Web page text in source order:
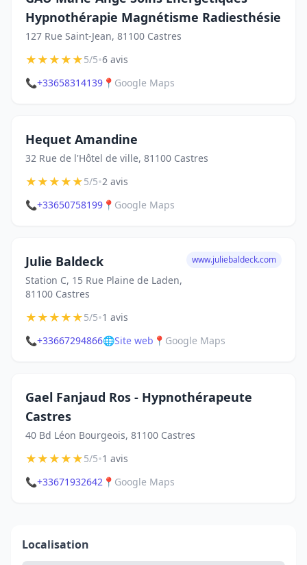
Hypnothérapie Magnétisme Radiesthésie
127 Rue Saint-Jean, 81100 Castres
★★★★★5/5•6 avis
📞+33658314139 📍 Google Maps
Hequet Amandine
32 Rue de l'Hôtel de ville, 81100 Castres
★★★★★5/5•2 avis
📞+33650758199 📍 Google Maps
Julie Baldeck
Station C, 15 Rue Plaine de Laden,
81100 Castres
www.juliebaldeck.com
★★★★★5/5•1 avis
📞+33667294866🌐Site web 📍 Google Maps
Gael Fanjaud Ros - Hypnothérapeute
Castres
40 Bd Léon Bourgeois, 81100 Castres
★★★★★5/5•1 avis
📞+33671932642 📍 Google Maps
Localisation